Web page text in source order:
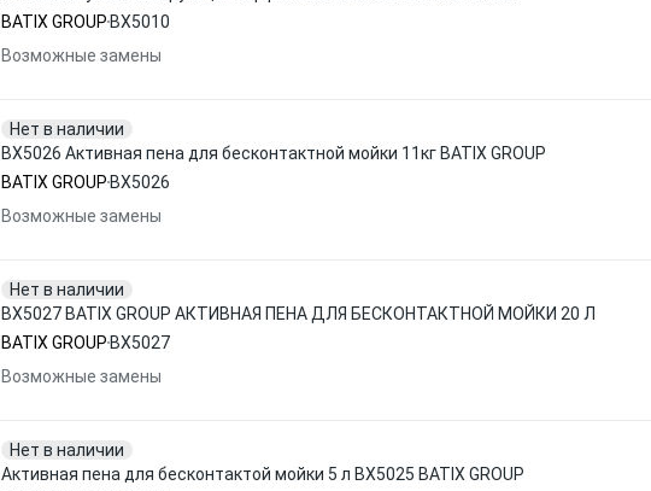
BATIX GROUP BX5010
Возможные замены
Нет в наличии
BX5026 Активная пена для бесконтактной мойки 11кг BATIX GROUP
BATIX GROUP BX5026
Возможные замены
Нет в наличии
BX5027 BATIX GROUP АКТИВНАЯ ПЕНА ДЛЯ БЕСКОНТАКТНОЙ МОЙКИ 20 Л
BATIX GROUP BX5027
Возможные замены
Нет в наличии
Активная пена для бесконтактой мойки 5 л BX5025 BATIX GROUP